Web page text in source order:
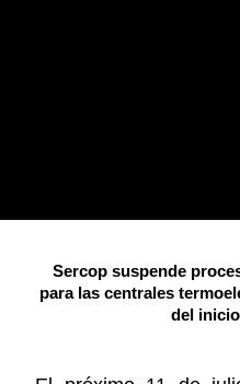
Sercop suspende
para las centrales
del